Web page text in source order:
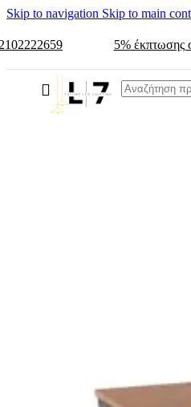
Skip to navigation Skip to main
5% έκπτωσης